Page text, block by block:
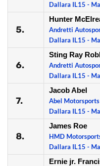
Dallara IL15 -
5.
Hunter
Andretti
Dallara IL15 -
6.
Sting Ray
Andretti
Dallara IL15 -
7.
Jacob Abel
Abel Motorsports
Dallara IL15 -
8.
James Roe
HMD
Dallara IL15 -
Ernie jr.